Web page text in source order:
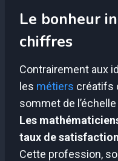
Le bonheur
chiffres
Contrairement aux
les métiers créatifs
sommet de
Les
taux de
Cette profession,